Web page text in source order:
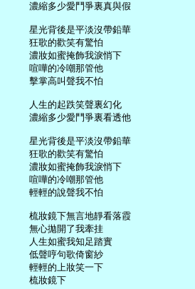
     濃縮多少愛鬥爭裏真與假
     星光背後是平淡沒帶鉛華
     狂歌的歡笑有驚怕
     濃妝如蜜掩飾我淚悄下
     喧嘩的冷嘲那管他
     擊掌高叫聲我不怕
     人生的起跌笑聲裏幻化
     濃縮多少愛鬥爭裏看透他
     星光背後是平淡沒帶鉛華
     狂歌的歡笑有驚怕
     濃妝如蜜掩飾我淚悄下
     喧嘩的冷嘲那管他
     輕輕的說聲我不怕
     梳妝鏡下無言地靜看落霞
     無心拋開了我牽挂
     人生如蜜我知足踏實
     低聲哼句歌倚窗紗
     輕輕的上妝笑一下